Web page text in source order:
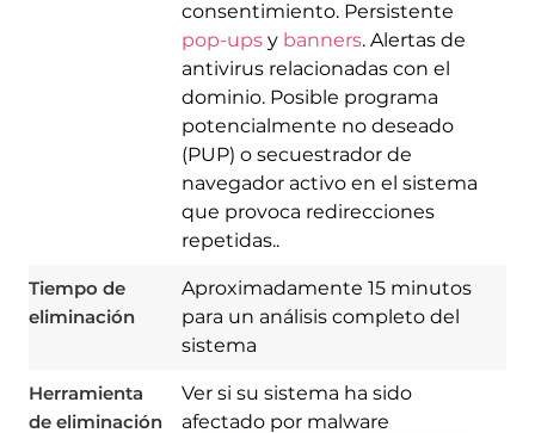
consentimiento. Persistente
pop-upsy banners. Alertas de
antivirus relacionadas con el
dominio. Posible programa
potencialmente no deseado
(PUP) o secuestrador de
navegador activo en el sistema
que provoca redirecciones
repetidas..
Tiempo de
eliminación
Aproximadamente 15 minutos
para un análisis completo del
sistema
Herramienta
de eliminación
Ver si su sistema ha sido
afectado por malware
Download
Spy Hunter